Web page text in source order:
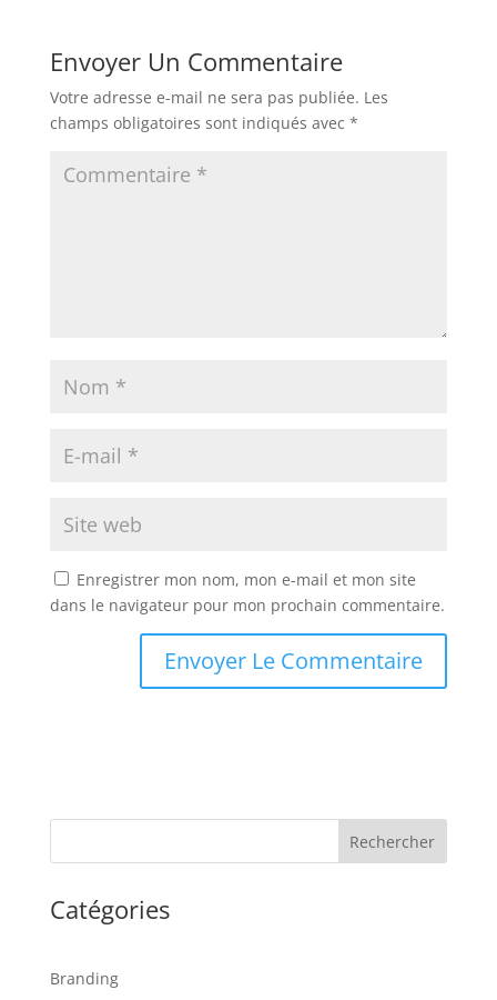
Envoyer Un Commentaire
Votre adresse e-mail ne sera pas publiée. Les
champs obligatoires sont indiqués avec *
Enregistrer mon nom, mon e-mail et mon site
dans le navigateur pour mon prochain commentaire.
Rechercher
Catégories
Branding